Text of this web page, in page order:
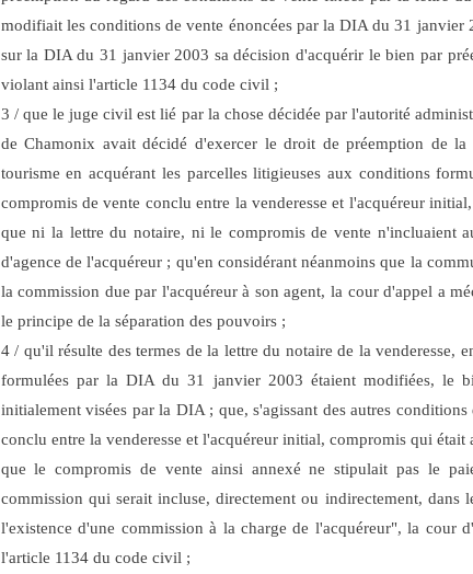
modifiait les conditions de vente énoncées par la DIA du 31
sur la DIA du 31 janvier 2003 sa décision d'acquérir le bien par
violant ainsi l'article 1134 du code civil ;
3 / que le juge civil est lié par la chose décidée par l'autorité
de Chamonix avait décidé d'exercer le droit de préemption de
tourisme en acquérant les parcelles litigieuses aux conditions
compromis de vente conclu entre la venderesse et l'acquéreur
que ni la lettre du notaire, ni le compromis de vente n'incluaient
d'agence de l'acquéreur ; qu'en considérant néanmoins que la
la commission due par l'acquéreur à son agent, la cour d'appel a
le principe de la séparation des pouvoirs ;
4 / qu'il résulte des termes de la lettre du notaire de la venderesse,
formulées par la DIA du 31 janvier 2003 étaient modifiées, le
initialement visées par la DIA ; que, s'agissant des autres
conclu entre la venderesse et l'acquéreur initial, compromis qui était
que le compromis de vente ainsi annexé ne stipulait pas le
commission qui serait incluse, directement ou indirectement,
l'existence d'une commission à la charge de l'acquéreur", la cour
l'article 1134 du code civil ;